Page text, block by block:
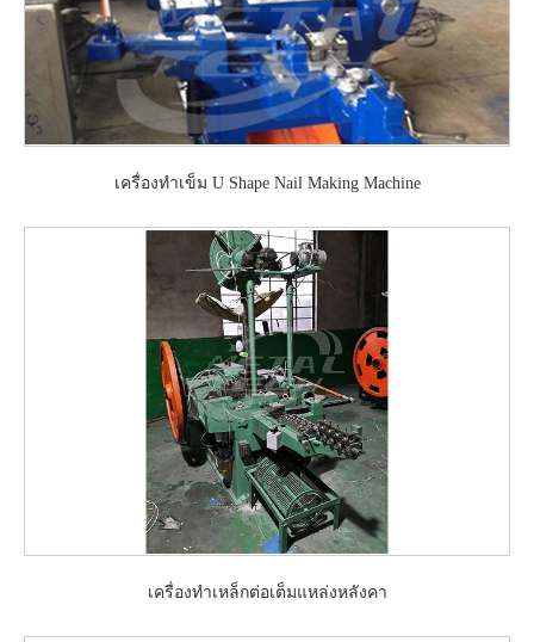
เครื่องทำเข็ม U Shape Nail Making Machine
เครื่องทำเหล็กต่อเต็มแหล่งหลังคา